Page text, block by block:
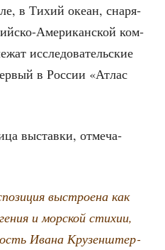
в Тихий оке­ан, сна­ря­
Аме­ри­кан­ской ком­
иссле­до­ва­тель­ские
в Рос­сии «Атлас
выстав­ки, отме­ча­
выстро­е­на как
и мор­ской сти­хии,
Ива­на Кру­зен­штер­